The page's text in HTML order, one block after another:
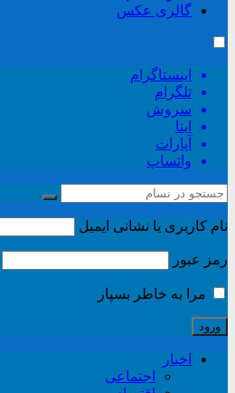
گالری عکس
اینستاگرام
تلگرام
سروش
ایتا
آپارات
واتساپ
نام کاربری یا نشانی ایمیل
رمز عبور
مرا به خاطر بسپار
اخبار
اجتماعی